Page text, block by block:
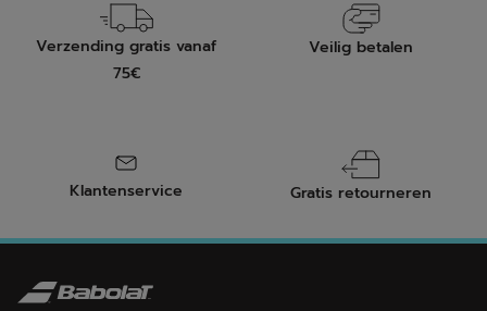
Verzending gratis vanaf
75€
Veilig betalen
Klantenservice Gratis retourneren